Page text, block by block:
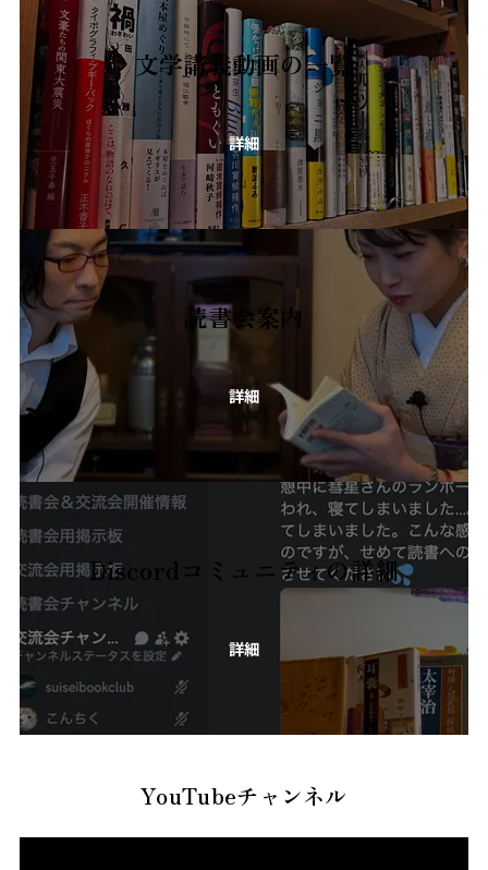
文学講義動画の一覧
詳細
読書会案内
詳細
Discordコミュニティの詳細
詳細
YouTubeチャンネル